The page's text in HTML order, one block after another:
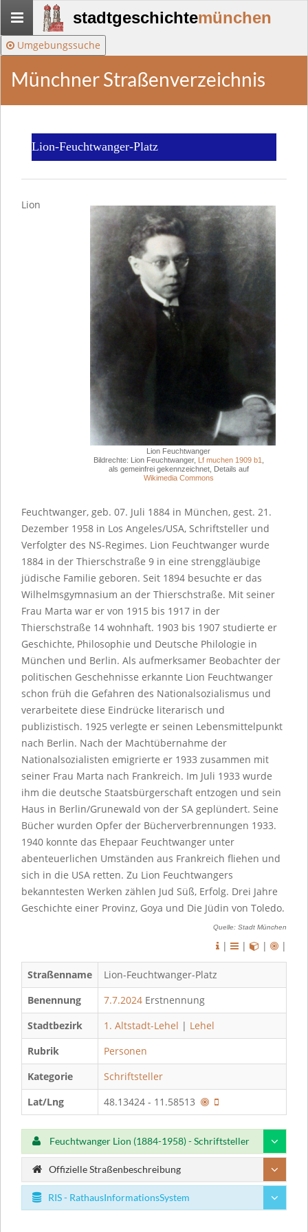
Stadtgeschichte-
München
stadtgeschichtemünchen
Umgebungssuche
Münchner Straßenverzeichnis
Lion-Feuchtwanger-Platz
Lion Feuchtwanger
Bildrechte: Lion Feuchtwanger, Lf muchen 1909 b1
als gemeinfrei gekennzeichnet, Details auf
Wikimedia Commons
Lion
Feuchtwanger, geb. 07. Juli 1884 in München, gest. 21.
Dezember 1958 in Los Angeles/USA, Schriftsteller und
Verfolgter des NS-Regimes. Lion Feuchtwanger wurde
1884 in der Thierschstraße 9 in eine strenggläubige
jüdische Familie geboren. Seit 1894 besuchte er das
Wilhelmsgymnasium an der Thierschstraße. Mit seiner
Frau Marta war er von 1915 bis 1917 in der
Thierschstraße 14 wohnhaft. 1903 bis 1907 studierte er
Geschichte, Philosophie und Deutsche Philologie in
München und Berlin. Als aufmerksamer Beobachter der
politischen Geschehnisse erkannte Lion Feuchtwanger
schon früh die Gefahren des Nationalsozialismus und
verarbeitete diese Eindrücke literarisch und
publizistisch. 1925 verlegte er seinen Lebensmittelpunkt
nach Berlin. Nach der Machtübernahme der
Nationalsozialisten emigrierte er 1933 zusammen mit
seiner Frau Marta nach Frankreich. Im Juli 1933 wurde
ihm die deutsche Staatsbürgerschaft entzogen und sein
Haus in Berlin/Grunewald von der SA geplündert. Seine
Bücher wurden Opfer der Bücherverbrennungen 1933.
1940 konnte das Ehepaar Feuchtwanger unter
abenteuerlichen Umständen aus Frankreich fliehen und
sich in die USA retten. Zu Lion Feuchtwangers
bekanntesten Werken zählen Jud Süß, Erfolg. Drei Jahre
Geschichte einer Provinz, Goya und Die Jüdin von Toledo.
Quelle: Stadt München
| | | |
Straßenname
Lion-Feuchtwanger-Platz
Benennung
7.7.2024 Erstnennung
Stadtbezirk
1. Altstadt-Lehel | Lehel
Rubrik
Personen
Kategorie
Schriftsteller
Lat/Lng
48.13424 - 11.58513
Feuchtwanger Lion (1884-1958) - Schriftsteller
Offizielle Straßenbeschreibung
RIS - RathausInformationsSystem